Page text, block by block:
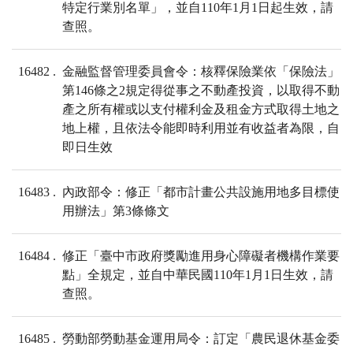
特定行業別名單」，並自110年1月1日起生效，請
查照。
16482
金融監督管理委員會令：核釋保險業依「保險法」
第146條之2規定得從事之不動產投資，以取得不動
產之所有權或以支付權利金及租金方式取得土地之
地上權，且依法令能即時利用並有收益者為限，自
即日生效
16483
內政部令：修正「都市計畫公共設施用地多目標使
用辦法」第3條條文
16484
修正「臺中市政府獎勵進用身心障礙者機構作業要
點」全規定，並自中華民國110年1月1日生效，請
查照。
16485
勞動部勞動基金運用局令：訂定「農民退休基金委